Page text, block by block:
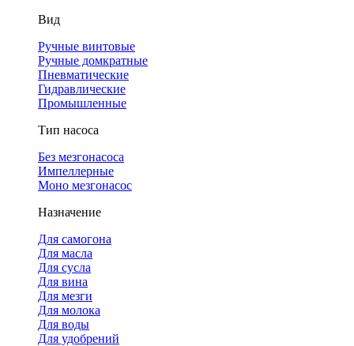
Вид
Ручные винтовые
Ручные домкратные
Пневматические
Гидравлические
Промышленные
Тип насоса
Без мезгонасоса
Импеллерные
Моно мезгонасос
Назначение
Для самогона
Для масла
Для сусла
Для вина
Для мезги
Для молока
Для воды
Для удобрений